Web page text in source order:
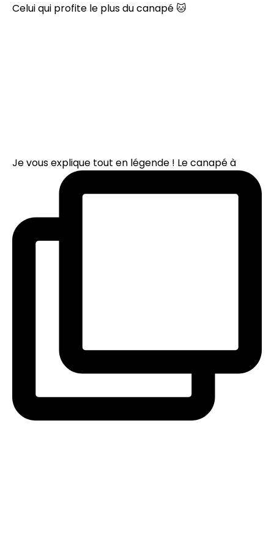
Celui qui profite le plus du canapé 🐱
Je vous explique tout en légende ! Le canapé à